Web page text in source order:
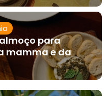
para
mamma e da